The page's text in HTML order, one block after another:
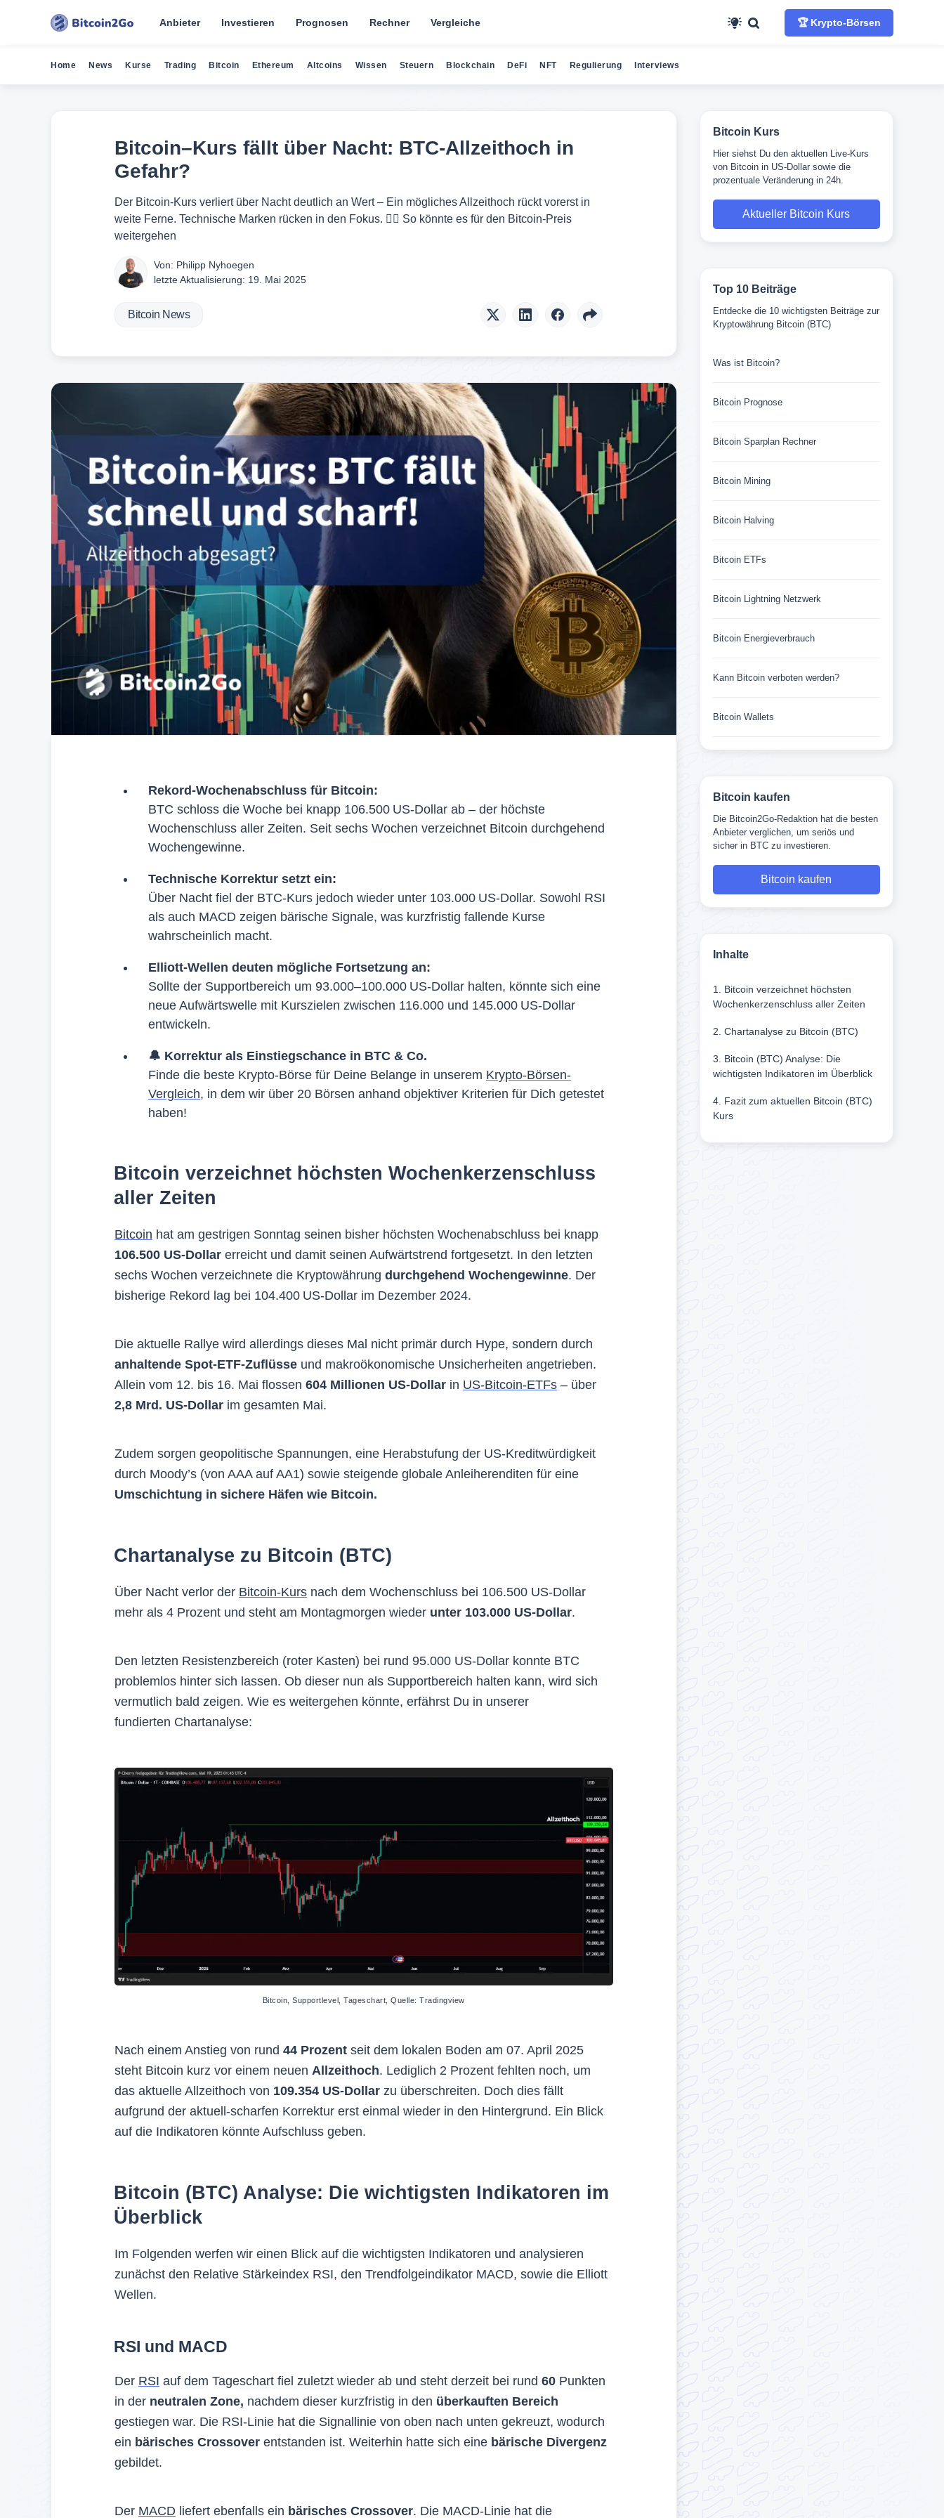
Anbieter Investieren Prognosen Rechner Vergleiche 🏆 Krypto-Börsen
Home News Kurse Trading Bitcoin Ethereum Altcoins Wissen Steuern Blockchain DeFi NFT Regulierung Interviews
Bitcoin–Kurs fällt über Nacht: BTC-Allzeithoch in
Gefahr?
Der Bitcoin-Kurs verliert über Nacht deutlich an Wert – Ein mögliches Allzeithoch rückt vorerst in
weite Ferne. Technische Marken rücken in den Fokus. 👉🏻 So könnte es für den Bitcoin-Preis
weitergehen
Von: Philipp Nyhoegen
letzte Aktualisierung: 19. Mai 2025
Bitcoin News
Rekord-Wochenabschluss für Bitcoin:
BTC schloss die Woche bei knapp 106.500 US-Dollar ab – der höchste
Wochenschluss aller Zeiten. Seit sechs Wochen verzeichnet Bitcoin durchgehend
Wochengewinne.
Technische Korrektur setzt ein:
Über Nacht fiel der BTC-Kurs jedoch wieder unter 103.000 US-Dollar. Sowohl RSI
als auch MACD zeigen bärische Signale, was kurzfristig fallende Kurse
wahrscheinlich macht.
Elliott-Wellen deuten mögliche Fortsetzung an:
Sollte der Supportbereich um 93.000–100.000 US-Dollar halten, könnte sich eine
neue Aufwärtswelle mit Kurszielen zwischen 116.000 und 145.000 US-Dollar
entwickeln.
🔔 Korrektur als Einstiegschance in BTC & Co.
Finde die beste Krypto-Börse für Deine Belange in unserem Krypto-Börsen-
Vergleich, in dem wir über 20 Börsen anhand objektiver Kriterien für Dich getestet
haben!
Bitcoin verzeichnet höchsten Wochenkerzenschluss
aller Zeiten
Bitcoin hat am gestrigen Sonntag seinen bisher höchsten Wochenabschluss bei knapp
106.500 US-Dollar erreicht und damit seinen Aufwärtstrend fortgesetzt. In den letzten
sechs Wochen verzeichnete die Kryptowährung durchgehend Wochengewinne. Der
bisherige Rekord lag bei 104.400 US-Dollar im Dezember 2024.
Die aktuelle Rallye wird allerdings dieses Mal nicht primär durch Hype, sondern durch
anhaltende Spot-ETF-Zuflüsse und makroökonomische Unsicherheiten angetrieben.
Allein vom 12. bis 16. Mai flossen 604 Millionen US-Dollar in US-Bitcoin-ETFs – über
2,8 Mrd. US-Dollar im gesamten Mai.
Zudem sorgen geopolitische Spannungen, eine Herabstufung der US-Kreditwürdigkeit
durch Moody’s (von AAA auf AA1) sowie steigende globale Anleiherenditen für eine
Umschichtung in sichere Häfen wie Bitcoin.
Chartanalyse zu Bitcoin (BTC)
Über Nacht verlor der Bitcoin-Kurs nach dem Wochenschluss bei 106.500 US-Dollar
mehr als 4 Prozent und steht am Montagmorgen wieder unter 103.000 US-Dollar.
Den letzten Resistenzbereich (roter Kasten) bei rund 95.000 US-Dollar konnte BTC
problemlos hinter sich lassen. Ob dieser nun als Supportbereich halten kann, wird sich
vermutlich bald zeigen. Wie es weitergehen könnte, erfährst Du in unserer
fundierten Chartanalyse:
Bitcoin, Supportlevel, Tageschart, Quelle: Tradingview
Nach einem Anstieg von rund 44 Prozent seit dem lokalen Boden am 07. April 2025
steht Bitcoin kurz vor einem neuen Allzeithoch. Lediglich 2 Prozent fehlten noch, um
das aktuelle Allzeithoch von 109.354 US-Dollar zu überschreiten. Doch dies fällt
aufgrund der aktuell-scharfen Korrektur erst einmal wieder in den Hintergrund. Ein Blick
auf die Indikatoren könnte Aufschluss geben.
Bitcoin (BTC) Analyse: Die wichtigsten Indikatoren im
Überblick
Im Folgenden werfen wir einen Blick auf die wichtigsten Indikatoren und analysieren
zunächst den Relative Stärkeindex RSI, den Trendfolgeindikator MACD, sowie die Elliott
Wellen.
RSI und MACD
Der RSI auf dem Tageschart fiel zuletzt wieder ab und steht derzeit bei rund 60 Punkten
in der neutralen Zone, nachdem dieser kurzfristig in den überkauften Bereich
gestiegen war. Die RSI-Linie hat die Signallinie von oben nach unten gekreuzt, wodurch
ein bärisches Crossover entstanden ist. Weiterhin hatte sich eine bärische Divergenz
gebildet.
Der MACD liefert ebenfalls ein bärisches Crossover. Die MACD-Linie hat die
Bitcoin Kurs
Hier siehst Du den aktuellen Live-Kurs
von Bitcoin in US-Dollar sowie die
prozentuale Veränderung in 24h.
Aktueller Bitcoin Kurs
Top 10 Beiträge
Entdecke die 10 wichtigsten Beiträge zur
Kryptowährung Bitcoin (BTC)
Was ist Bitcoin?
Bitcoin Prognose
Bitcoin Sparplan Rechner
Bitcoin Mining
Bitcoin Halving
Bitcoin ETFs
Bitcoin Lightning Netzwerk
Bitcoin Energieverbrauch
Kann Bitcoin verboten werden?
Bitcoin Wallets
Bitcoin kaufen
Die Bitcoin2Go-Redaktion hat die besten
Anbieter verglichen, um seriös und
sicher in BTC zu investieren.
Bitcoin kaufen
Inhalte
1. Bitcoin verzeichnet höchsten
Wochenkerzenschluss aller Zeiten
2. Chartanalyse zu Bitcoin (BTC)
3. Bitcoin (BTC) Analyse: Die
wichtigsten Indikatoren im Überblick
4. Fazit zum aktuellen Bitcoin (BTC)
Kurs